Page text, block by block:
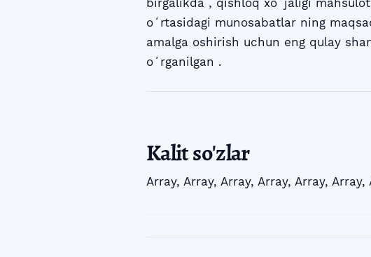
birgalikda , qishloq xoʻjaligi
oʻrtasidagi munosabatlar ning
amalga oshirish uchun eng qulay
oʻrganilgan .
Kalit so'zlar
Array, Array, Array, Array, Array, Array,